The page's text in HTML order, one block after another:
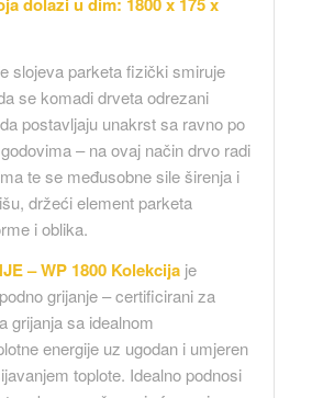
slojeva parketa fizički smiruje
se komadi drveta odrezani
postavljaju unakrst sa ravno po
– na ovaj način drvo radi
te se međusobne sile širenja i
držeći element parketa
i oblika.
– WP 1800 Kolekcijaje
grijanje – certificirani za
grijanja sa idealnom
energije uz ugodan i umjeren
toplote. Idealno podnosi